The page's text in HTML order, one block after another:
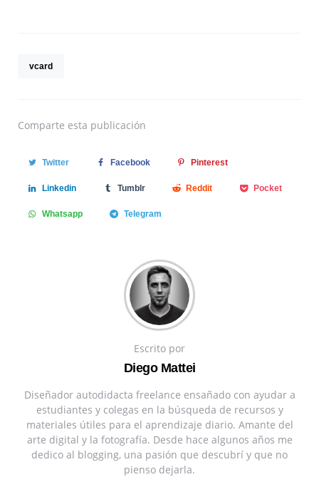
vcard
Comparte esta publicación
Twitter Facebook Pinterest
Linkedin Tumblr Reddit Pocket
Whatsapp Telegram
Escrito por
Diego Mattei
Diseñador autodidacta freelance ensañado con ayudar a
estudiantes y colegas en la búsqueda de recursos y
materiales útiles para el aprendizaje diario. Amante del
arte digital y la fotografía. Desde hace algunos años me
dedico al blogging, una pasión que descubrí y que no
pienso dejarla.